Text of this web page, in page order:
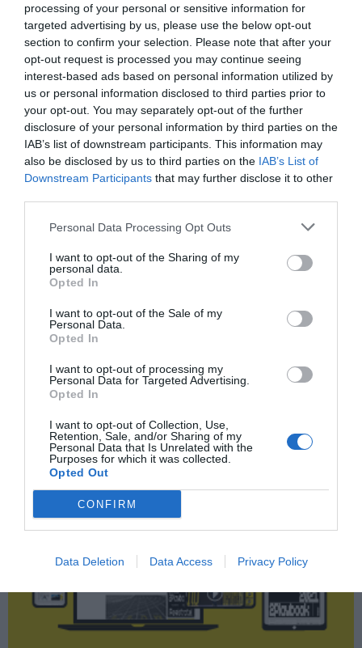
processing of your personal or sensitive information for
targeted advertising by us, please use the below opt-out
section to confirm your selection. Please note that after your
opt-out request is processed you may continue seeing
interest-based ads based on personal information utilized by
us or personal information disclosed to third parties prior to
your opt-out. You may separately opt-out of the further
disclosure of your personal information by third parties on the
IAB’s list of downstream participants. This information may
also be disclosed by us to third parties on the IAB’s List of
Downstream Participants that may further disclose it to other
Personal Data Processing Opt Outs
I want to opt-out of the Sharing of my
personal data.
Opted In
I want to opt-out of the Sale of my
Personal Data.
Opted In
I want to opt-out of processing my
Personal Data for Targeted Advertising.
Opted In
I want to opt-out of Collection, Use,
Retention, Sale, and/or Sharing of my
Personal Data that Is Unrelated with the
Purposes for which it was collected.
Opted Out
CONFIRM
Data Deletion Data Access Privacy Policy
Índex2P
Real Madrid
ello.
Añadir2Playbookcomo fuente preferida de Google
de forma gratuita
Mantente informado con las últimas noticias de actualidad.
ACTIVAR AHORA
Compartir
Imprimir
Publicidad
2Playbook Club